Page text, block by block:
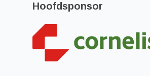
Hoofdsponsor